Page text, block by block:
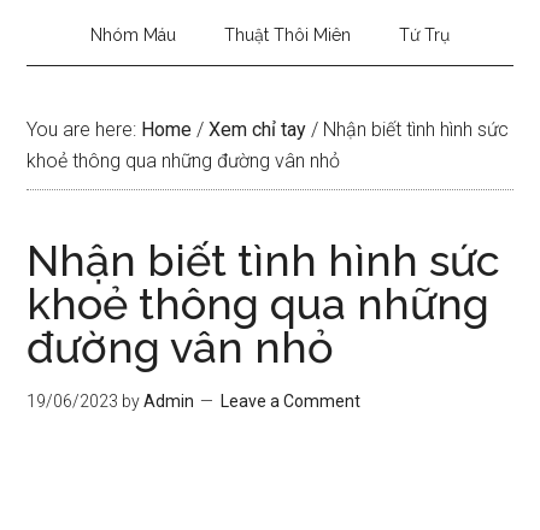
Nhóm Máu Thuật Thôi Miên Tứ Trụ
You are here: Home / Xem chỉ tay / Nhận biết tình hình sức
khoẻ thông qua những đường vân nhỏ
Nhận biết tình hình sức
khoẻ thông qua những
đường vân nhỏ
19/06/2023 byAdmin Leave a Comment